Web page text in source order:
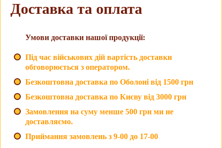
Доставка та оплата
Умови доставки нашої продукції:
Під час військових дій вартість доставки
обговорюється з оператором.
Безкоштовна доставка по Оболоні від 1500 грн
Безкоштовна доставка по Києву від 3000 грн
Замовлення на суму менше 500 грн ми не
доставляємо.
Приймання замовлень з 9-00 до 17-00